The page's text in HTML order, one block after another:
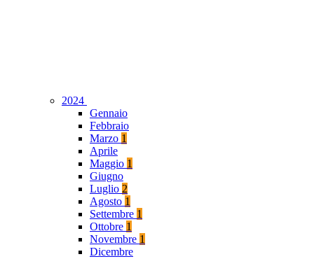
2024
Gennaio
Febbraio
Marzo 1
Aprile
Maggio 1
Giugno
Luglio 2
Agosto 1
Settembre 1
Ottobre 1
Novembre 1
Dicembre